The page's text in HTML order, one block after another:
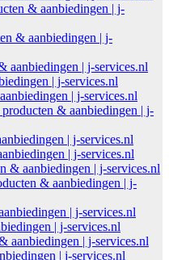
& aanbiedingen | j-
& aanbiedingen | j-
aanbiedingen | j-services.nl
| j-services.nl
| j-services.nl
& aanbiedingen | j-
| j-services.nl
| j-services.nl
& aanbiedingen | j-services.nl
& aanbiedingen | j-
| j-services.nl
| j-services.nl
aanbiedingen | j-services.nl
| j-services.nl